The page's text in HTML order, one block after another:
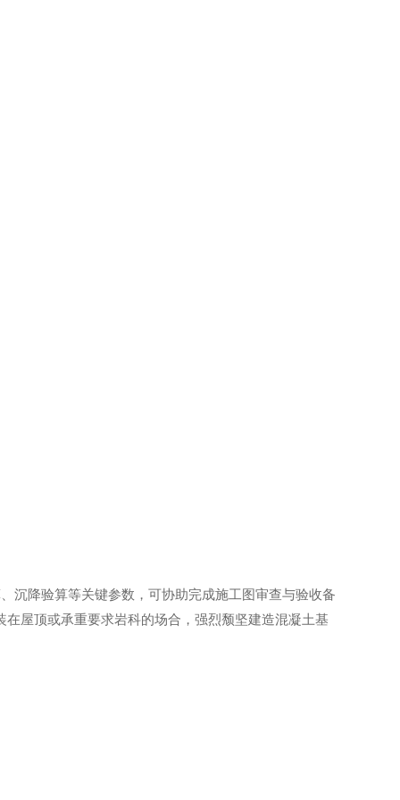
沉降验算等关键参数，可协助完成施工图审查与验收备
屋顶或承重要求岩科的场合，强烈颓坚建造混凝土基